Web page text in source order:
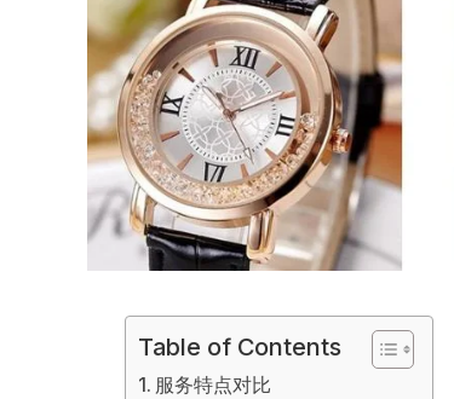
Table of Contents
服务特点对比